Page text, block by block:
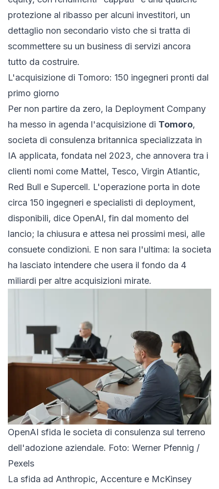
protezione al ribasso per alcuni investitori, un
dettaglio non secondario visto che si tratta di
scommettere su un business di servizi ancora
tutto da costruire.
L'acquisizione di Tomoro: 150 ingegneri pronti dal
primo giorno
Per non partire da zero, la Deployment Company
ha messo in agenda l'acquisizione di Tomoro,
societa di consulenza britannica specializzata in
IA applicata, fondata nel 2023, che annovera tra i
clienti nomi come Mattel, Tesco, Virgin Atlantic,
Red Bull e Supercell. L'operazione porta in dote
circa 150 ingegneri e specialisti di deployment,
disponibili, dice OpenAI, fin dal momento del
lancio; la chiusura e attesa nei prossimi mesi, alle
consuete condizioni. E non sara l'ultima: la societa
ha lasciato intendere che usera il fondo da 4
miliardi per altre acquisizioni mirate.
OpenAI sfida le societa di consulenza sul terreno
dell'adozione aziendale. Foto: Werner Pfennig /
Pexels
La sfida ad Anthropic, Accenture e McKinsey